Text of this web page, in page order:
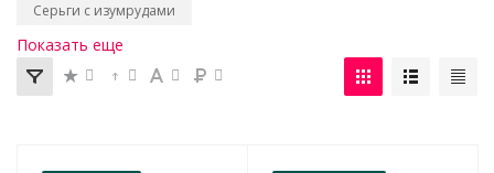
Серьги с изумрудами
Показать еще